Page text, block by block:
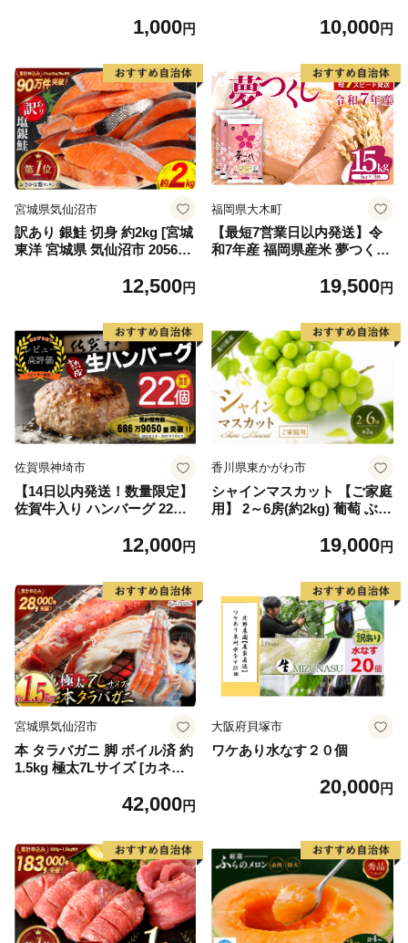
1,000円 10,000円
宮城県気仙沼市
訳あり 銀鮭 切身 約2kg [宮城
東洋 宮城県 気仙沼市 205649
格外 不揃い さけ サケ 鮭切身
切り身 魚 わけあり
12,500円
福岡県大木町
【最短7営業日以内発送】令
和7年産 福岡県産米 夢つくし
19,500円
佐賀県神埼市
【14日以内発送！数量限定】
佐賀牛入り ハンバーグ 22個
毛和牛 ブランド牛 九州 ハン
(H083106)
12,000円
香川県東かがわ市
シャインマスカット 【ご家庭
用】 2～6房(約2kg) 葡萄 ぶど
もの 果実 旬の果物 旬のフル
19,000円
宮城県気仙沼市
本 タラバガニ 脚 ボイル済 約
1.5kg 極太7Lサイズ [カネダ
6] カニ かに 蟹 たらばがに た
42,000円
大阪府貝塚市
ワケあり水なす２０個
20,000円